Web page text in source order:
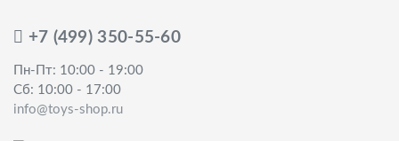
+7 (499) 350-55-60
Пн-Пт: 10:00 - 19:00
Сб: 10:00 - 17:00
info@toys-shop.ru